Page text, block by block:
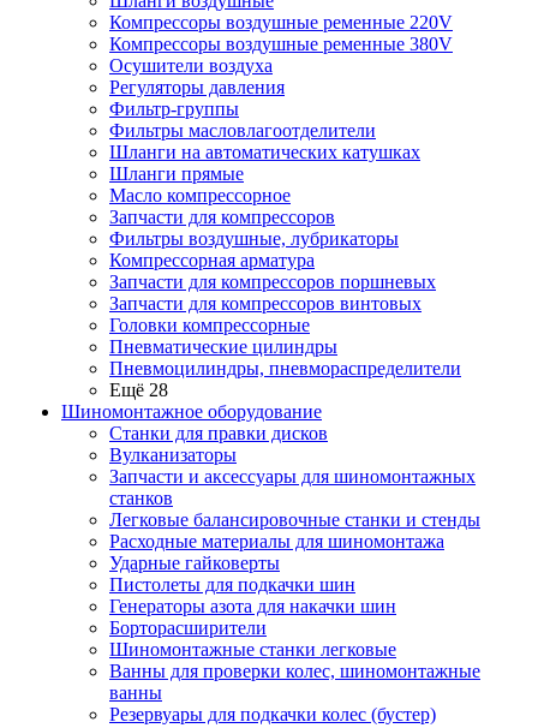
Компрессоры воздушные ременные 220V
Компрессоры воздушные ременные 380V
Осушители воздуха
Регуляторы давления
Фильтр-группы
Фильтры масловлагоотделители
Шланги на автоматических катушках
Шланги прямые
Масло компрессорное
Запчасти для компрессоров
Фильтры воздушные, лубрикаторы
Компрессорная арматура
Запчасти для компрессоров поршневых
Запчасти для компрессоров винтовых
Головки компрессорные
Пневматические цилиндры
Пневмоцилиндры, пневмораспределители
Ещё 28
Шиномонтажное оборудование
Станки для правки дисков
Вулканизаторы
Запчасти и аксессуары для шиномонтажных
станков
Легковые балансировочные станки и стенды
Расходные материалы для шиномонтажа
Ударные гайковерты
Пистолеты для подкачки шин
Генераторы азота для накачки шин
Борторасширители
Шиномонтажные станки легковые
Ванны для проверки колес, шиномонтажные
ванны
Резервуары для подкачки колес (бустер)